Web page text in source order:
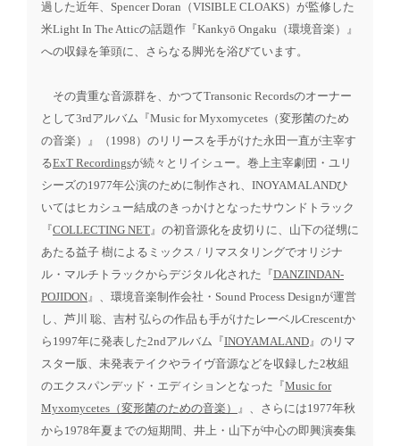
過した近年、Spencer Doran（VISIBLE CLOAKS）が監修した
米Light In The Atticの話題作『Kankyō Ongaku（環境音楽）』
への収録を筆頭に、さらなる脚光を浴びています。
その貴重な音源群を、かつてTransonic Recordsのオーナー
として3rdアルバム『Music for Myxomycetes（変形菌のため
の音楽）』（1998）のリリースを手がけた永田一直が主宰す
るExT Recordingsが続々とリイシュー。巻上主宰劇団・ユリ
シーズの1977年公演のために制作され、INOYAMALANDひ
いてはヒカシュー結成のきっかけとなったサウンドトラック
『 COLLECTING NET』の初音源化を皮切りに、山下の従甥に
あたる益子 樹によるミックス / リマスタリングでオリジナ
ル・マルチトラックからデジタル化された『 DANZINDAN-
POJIDON』、環境音楽制作会社・Sound Process Designが運営
し、芦川 聡、吉村 弘らの作品も手がけたレーベルCrescentか
ら1997年に発表した2ndアルバム『 INOYAMALAND』のリマ
スター版、未発表テイクやライヴ音源などを収録した2枚組
のエクスパンデッド・エディションとなった『 Music for
Myxomycetes（変形菌のための音楽）
』、さらには1977年秋
から1978年夏までの短期間、井上・山下が中心の即興演奏集